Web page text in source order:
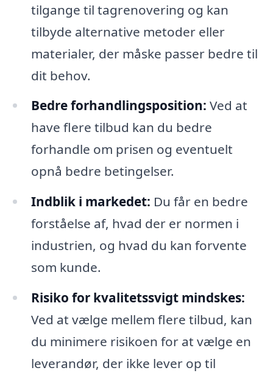
tilgange til tagrenovering og kan
tilbyde alternative metoder eller
materialer, der måske passer bedre til
dit behov.
Bedre forhandlingsposition: Ved at
have flere tilbud kan du bedre
forhandle om prisen og eventuelt
opnå bedre betingelser.
Indblik i markedet: Du får en bedre
forståelse af, hvad der er normen i
industrien, og hvad du kan forvente
som kunde.
Risiko for kvalitetssvigt mindskes:
Ved at vælge mellem flere tilbud, kan
du minimere risikoen for at vælge en
leverandør, der ikke lever op til